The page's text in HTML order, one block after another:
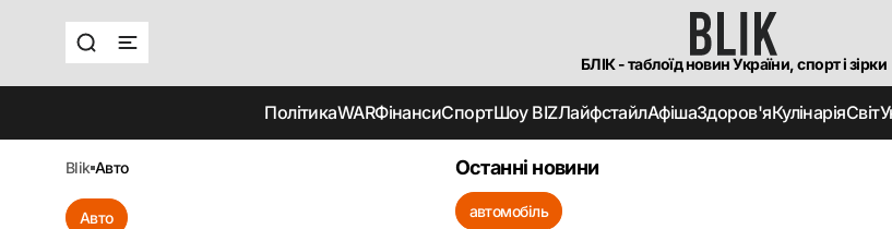
БЛІК - таблоїд новин України, спорт і зірки
ПолітикаWARФінансиСпортШоу BIZЛайфстайлАфішаЗдоров'яКулінаріяСвіт
blik авто
Авто
Останні новини
автомобіль